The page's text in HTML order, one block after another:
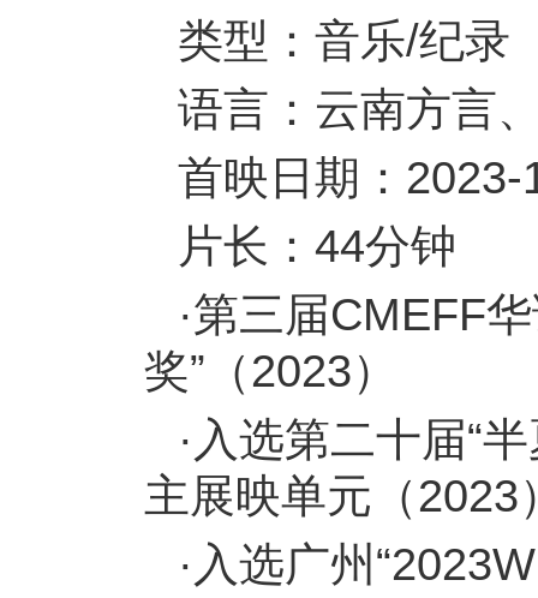
类型：音乐/纪录
语言：云南方言
首映日期：
片长：44分钟
·第三届CMEFF
奖”（2023）
·入选第二十届“
主展映单元（2023
·入选广州